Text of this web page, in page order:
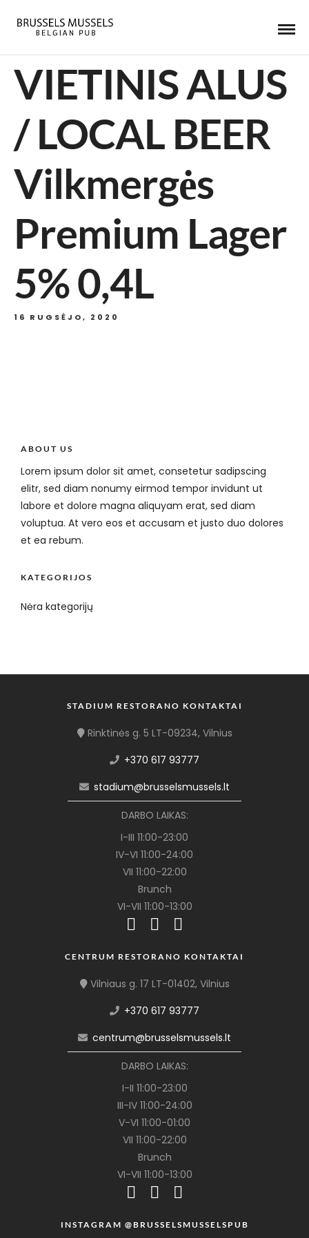
VIETINIS ALUS
/ LOCAL BEER
Vilkmergės
Premium Lager
5% 0,4L
16 RUGSĖJO, 2020
ABOUT US
Lorem ipsum dolor sit amet, consetetur sadipscing
elitr, sed diam nonumy eirmod tempor invidunt ut
labore et dolore magna aliquyam erat, sed diam
voluptua. At vero eos et accusam et justo duo dolores
et ea rebum.
KATEGORIJOS
Nėra kategorijų
STADIUM RESTORANO KONTAKTAI
Rinktinės g. 5 LT-09234, Vilnius
+370 617 93777
stadium@brusselsmussels.lt
DARBO LAIKAS:
I-III 11:00-23:00
IV-VI 11:00-24:00
VII 11:00-22:00
Brunch
VI-VII 11:00-13:00
CENTRUM RESTORANO KONTAKTAI
Vilniaus g. 17 LT-01402, Vilnius
+370 617 93777
centrum@brusselsmussels.lt
DARBO LAIKAS:
I-II 11:00-23:00
III-IV 11:00-24:00
V-VI 11:00-01:00
VII 11:00-22:00
Brunch
VI-VII 11:00-13:00
INSTAGRAM @BRUSSELSMUSSELSPUB